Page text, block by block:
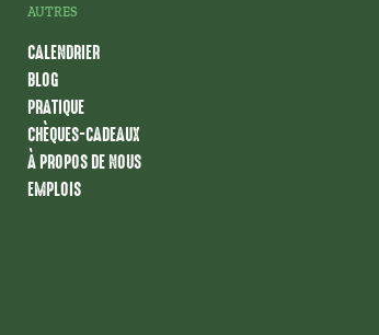
AUTRES
CALENDRIER
BLOG
PRATIQUE
CHÈQUES-CADEAUX
À PROPOS DE NOUS
EMPLOIS